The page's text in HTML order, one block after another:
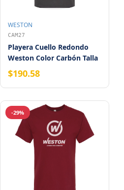
WESTON
CAM27
Playera Cuello Redondo
Weston Color Carbón Talla
XG
$190.58
-29%